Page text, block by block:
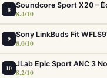
8 8.4/10
9 8.0/10
10 8.2/10